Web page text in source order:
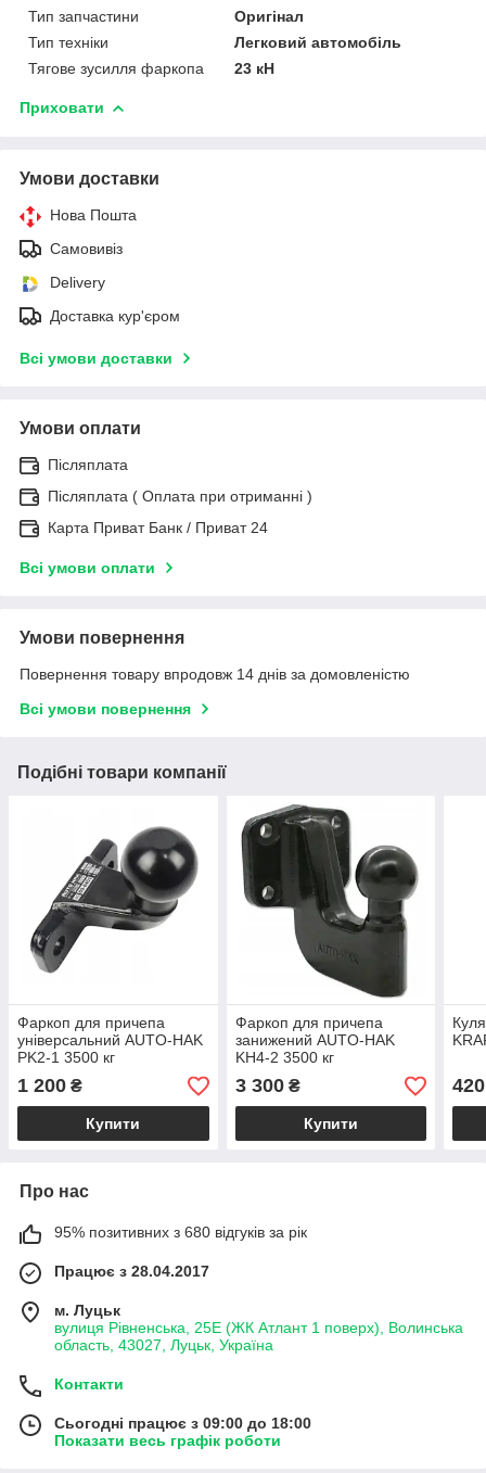
Тип запчастини
Оригінал
Тип техніки
Легковий автомобіль
Тягове зусилля фаркопа
23 кН
Приховати
Умови доставки
Нова Пошта
Самовивіз
Delivery
Доставка кур'єром
Всі умови доставки
Умови оплати
Післяплата
Післяплата ( Оплата при отриманні )
Карта Приват Банк / Приват 24
Всі умови оплати
Умови повернення
Повернення товару впродовж 14 днів за домовленістю
Всі умови повернення
Подібні товари компанії
Фаркоп для причепа
універсальний AUTO-HAK
PK2-1 3500 кг
1 200 ₴
Купити
Фаркоп для причепа
занижений AUTO-HAK
KH4-2 3500 кг
3 300₴
Купити
420
Про нас
95% позитивних з 680 відгуків за рік
Працює з 28.04.2017
м. Луцьк
вулиця Рівненська, 25Е (ЖК Атлант 1 поверх), Волинська
область, 43027, Луцьк, Україна
Контакти
Сьогодні працює з 09:00 до 18:00
Показати весь графік роботи